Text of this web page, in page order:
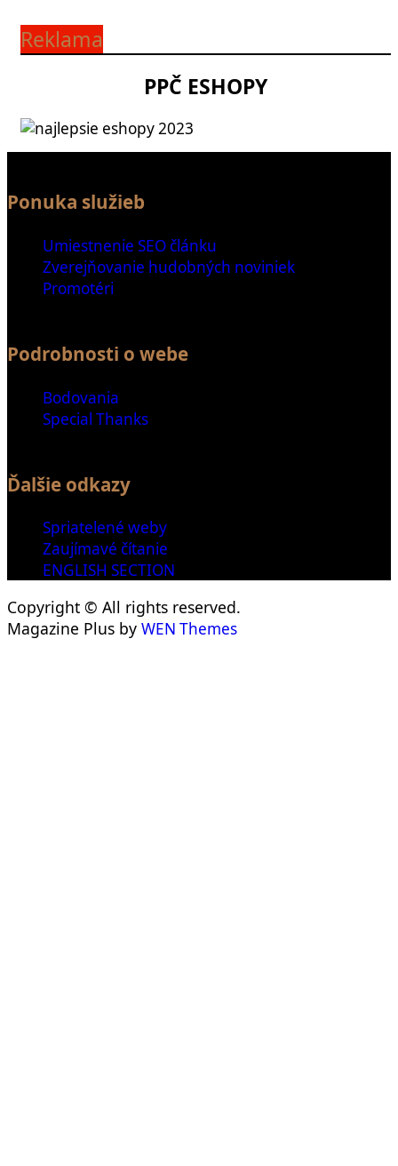
Reklama
PPČ ESHOPY
Ponuka služieb
Umiestnenie SEO článku
Zverejňovanie hudobných noviniek
Promotéri
Podrobnosti o webe
Bodovania
Special Thanks
Ďalšie odkazy
Spriatelené weby
Zaujímavé čítanie
ENGLISH SECTION
Copyright © All rights reserved.
Magazine Plus by WEN Themes